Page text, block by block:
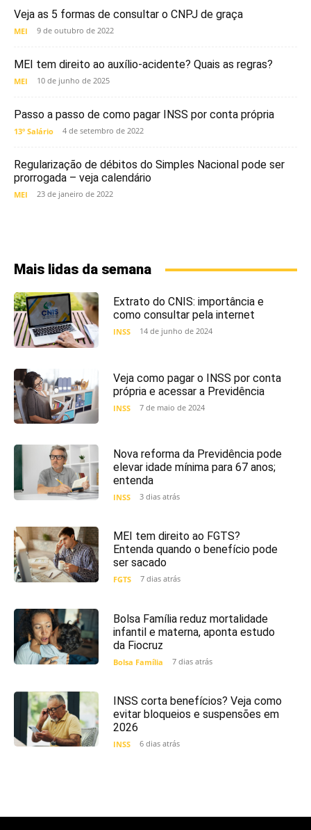
Veja as 5 formas de consultar o CNPJ de graça
MEI 9 de outubro de 2022
MEI tem direito ao auxílio-acidente? Quais as regras?
MEI 10 de junho de 2025
Passo a passo de como pagar INSS por conta própria
13º Salário 4 de setembro de 2022
Regularização de débitos do Simples Nacional pode ser
prorrogada – veja calendário
MEI 23 de janeiro de 2022
Mais lidas da semana
Extrato do CNIS: importância e
como consultar pela internet
INSS 14 de junho de 2024
Veja como pagar o INSS por conta
própria e acessar a Previdência
INSS 7 de maio de 2024
Nova reforma da Previdência pode
elevar idade mínima para 67 anos;
entenda
INSS 3 dias atrás
MEI tem direito ao FGTS?
Entenda quando o benefício pode
ser sacado
FGTS 7 dias atrás
Bolsa Família reduz mortalidade
infantil e materna, aponta estudo
da Fiocruz
Bolsa Família 7 dias atrás
INSS corta benefícios? Veja como
evitar bloqueios e suspensões em
2026
INSS 6 dias atrás